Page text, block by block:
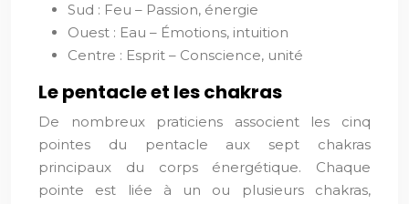
Sud : Feu – Passion, énergie
Ouest : Eau – Émotions, intuition
Centre : Esprit – Conscience, unité
Le pentacle et les chakras
De nombreux praticiens associent les cinq
pointes du pentacle aux sept chakras
principaux du corps énergétique. Chaque
pointe est liée à un ou plusieurs chakras,